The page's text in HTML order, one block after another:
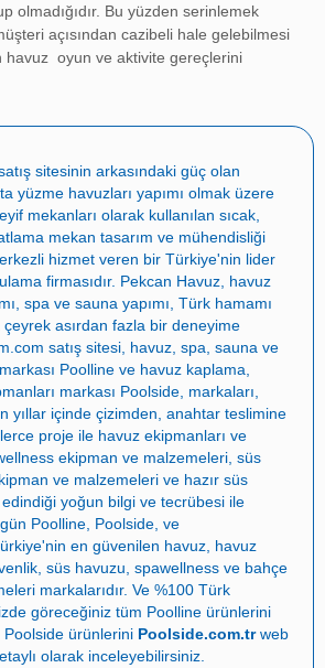
olmadığıdır. Bu yüzden serinlemek
açısından cazibeli hale gelebilmesi
havuz oyun ve aktivite gereçlerini
sitesinin arkasındaki güç olan
yüzme havuzları yapımı olmak üzere
mekanları olarak kullanılan sıcak,
mekan tasarım ve mühendisliği
hizmet veren bir Türkiye'nin lider
firmasıdır. Pekcan Havuz havuz
spa ve sauna yapımı Türk hamamı
çeyrek asırdan fazla bir deneyime
satış sitesi, havuz, spa, sauna ve
Poolline ve havuz kaplama,
markası Poolside , markaları,
yıllar içinde çizimden, anahtar teslimine
proje ile havuz ekipmanları ve
ekipman ve malzemeleri süs
ve malzemeleri ve hazır süs
edindiği yoğun bilgi ve tecrübesi ile
Poolline Poolside , ve
en güvenilen havuz havuz
süs havuzu spawellness ve bahçe
markalarıdır. Ve %100 Türk
göreceğiniz tüm Poolline ürünlerini
ürünlerini Poolside.com.trweb
olarak inceleyebilirsiniz.